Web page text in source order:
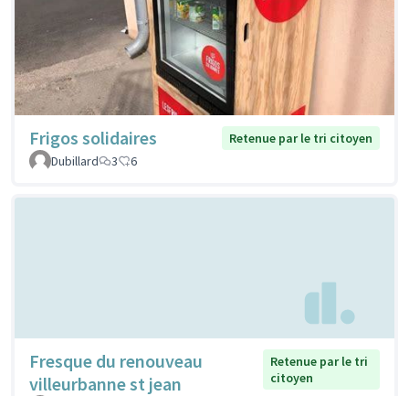
Frigos solidaires
Retenue par le tri citoyen
Dubillard
3 6
Fresque du renouveau
villeurbanne st jean
Retenue par le tri
citoyen